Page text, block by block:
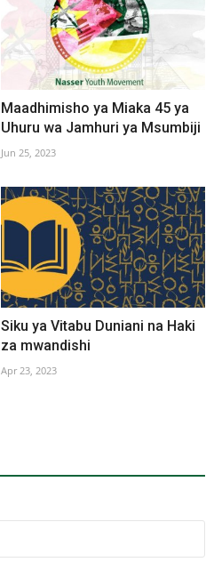
Maadhimisho ya Miaka 45 ya
Uhuru wa Jamhuri ya Msumbiji
Jun 25, 2023
Siku ya Vitabu Duniani na Haki
za mwandishi
Apr 23, 2023